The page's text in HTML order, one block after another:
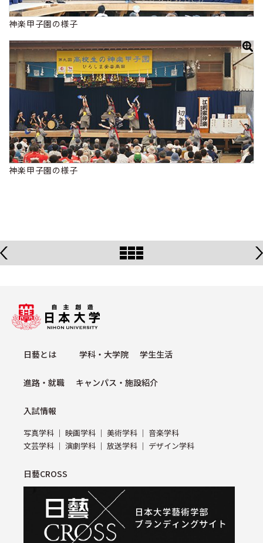
神楽甲子園の様子
神楽甲子園の様子
⽇藝とは 学科・⼤学院 学⽣⽣活
進路・就職 キャンパス・施設紹介
⼊試情報
写真学科 映画学科 美術学科
⾳楽学科
⽂芸学科
演劇学科 放送学科 デザイン学科
日藝CROSS